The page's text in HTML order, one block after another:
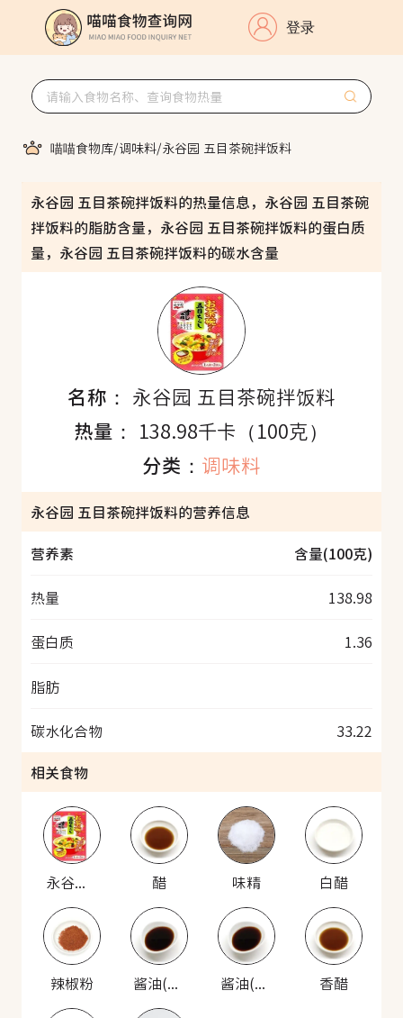
登录
喵喵食物库/调味料/永谷园 五目茶碗拌饭料
永谷园 五目茶碗拌饭料的热量信息，永谷园 五目茶碗
拌饭料的脂肪含量，永谷园 五目茶碗拌饭料的蛋白质
量，永谷园 五目茶碗拌饭料的碳水含量
名称： 永谷园 五目茶碗拌饭料
热量： 138.98千卡（100克）
分类： 调味料
永谷园 五目茶碗拌饭料的营养信息
营养素
含量(100克)
热量 138.98
蛋白质 1.36
脂肪
碳水化合物
33.22
相关食物
永谷园 五目茶碗拌饭料 醋 味精 白醋
辣椒粉 酱油(高级) 酱油(三鲜) 香醋